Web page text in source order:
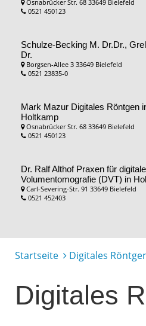
Osnabrücker Str. 68 33649 Bielefeld
0521 450123
Schulze-Becking M. Dr.Dr.,
Dr.
Borgsen-Allee 3 33649 Bielefeld
0521 23835-0
Mark Mazur Digitales Röntgen
Holtkamp
Osnabrücker Str. 68 33649 Bielefeld
0521 450123
Dr. Ralf Althof Praxen für digitale
Volumentomografie (DVT) in
Carl-Severing-Str. 91 33649 Bielefeld
0521 452403
Startseite Digitales
Digitales